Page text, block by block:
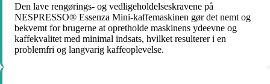
Den lave rengørings- og vedligeholdelseskravene på
NESPRESSO® Essenza Mini-kaffemaskinen gør det nemt og
bekvemt for brugerne at opretholde maskinens ydeevne og
kaffekvalitet med minimal indsats, hvilket resulterer i en
problemfri og langvarig kaffeoplevelse.